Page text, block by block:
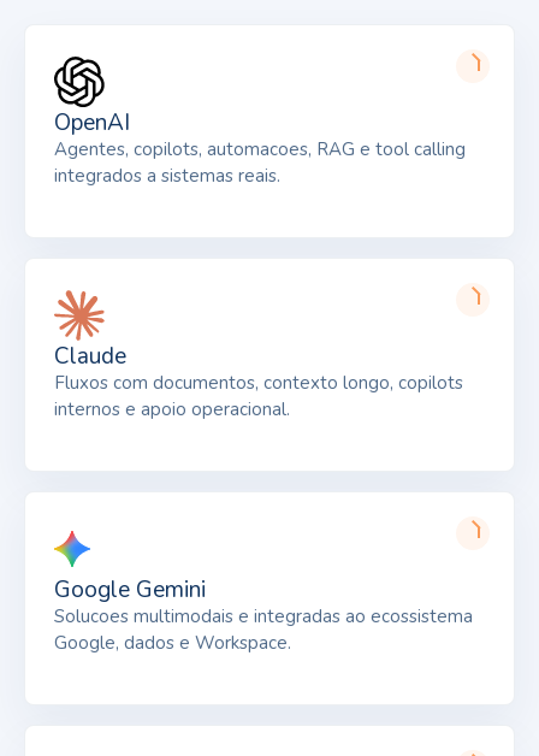
OpenAI
Agentes, copilots, automacoes, RAG e tool calling
integrados a sistemas reais.
Claude
Fluxos com documentos, contexto longo, copilots
internos e apoio operacional.
Google Gemini
Solucoes multimodais e integradas ao ecossistema
Google, dados e Workspace.